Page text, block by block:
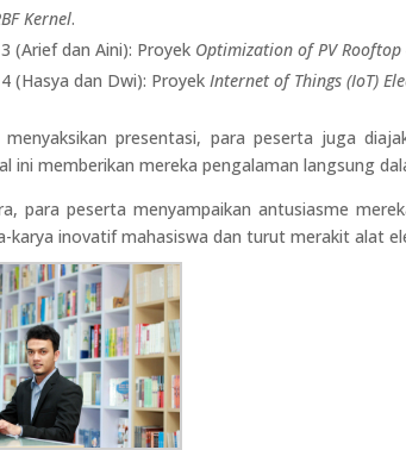
Kernel.
(Arief dan Aini): Proyek Optimization of PV
(Hasya dan Dwi): ProyekInternet of Things (IoT)
menyaksikan presentasi, para peserta juga
ini memberikan mereka pengalaman langsung
para peserta menyampaikan antusiasme
karya inovatif mahasiswa dan turut merakit alat